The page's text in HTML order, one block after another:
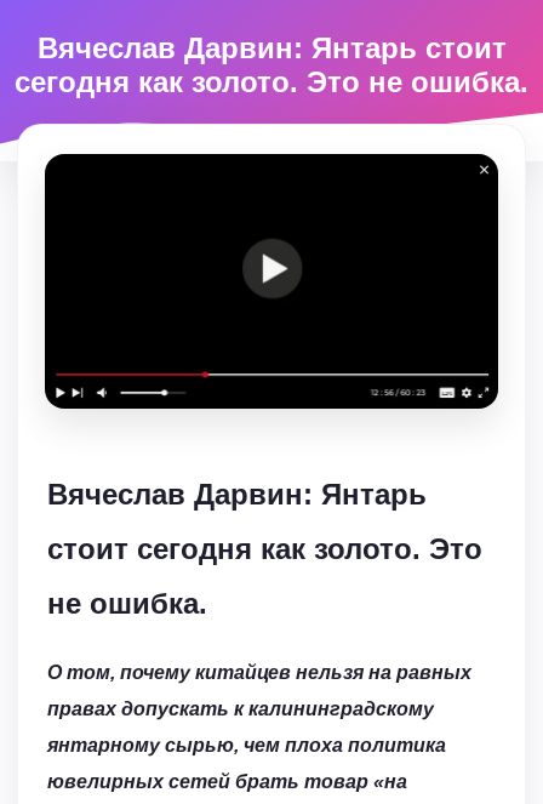
Вячеслав Дарвин: Янтарь стоит
сегодня как золото. Это не ошибка.
Вячеслав Дарвин: Янтарь
стоит сегодня как золото. Это
не ошибка.
О том, почему китайцев нельзя на равных
правах допускать к калининградскому
янтарному сырью, чем плоха политика
ювелирных сетей брать товар «на